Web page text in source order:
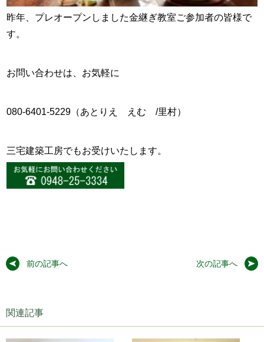
昨年、プレオープンしました金継ぎ教室ご参加者の皆様で
す。
お問い合わせは、お気軽に
080-6401-5229（あとりえ えむ /里村）
三宅建築工房でもお受けいたします。
前の記事へ 次の記事へ
関連記事